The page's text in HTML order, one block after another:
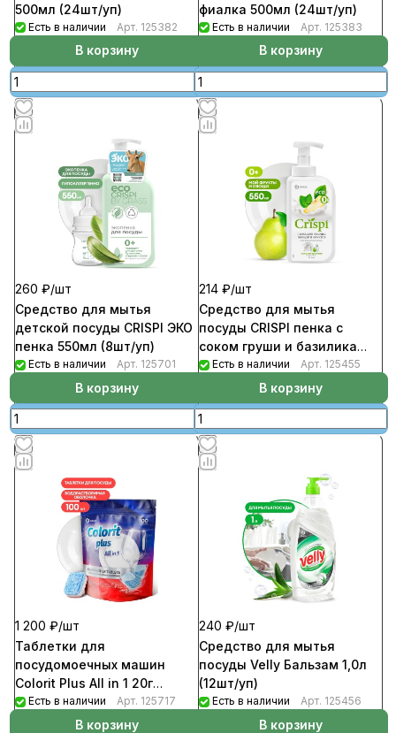
500мл (24шт/уп)
Есть в наличии Арт. 125382
В корзину
фиалка 500мл (24шт/уп)
Есть в наличии Арт. 125383
В корзину
260 ₽/шт
Средство для мытья
детской посуды CRISPI ЭКО
пенка 550мл (8шт/уп)
Есть в наличии Арт. 125701
В корзину
214 ₽/шт
Средство для мытья
посуды CRISPI пенка с
соком груши и базилика
500мл (8шт/уп)
Есть в наличии Арт. 125455
В корзину
1 200 ₽/шт
Таблетки для
посудомоечных машин
Colorit Plus All in 1 20г
(100шт/уп)
Есть в наличии Арт. 125717
В корзину
240 ₽/шт
Средство для мытья
посуды Velly Бальзам 1,0л
(12шт/уп)
Есть в наличии Арт. 125456
В корзину